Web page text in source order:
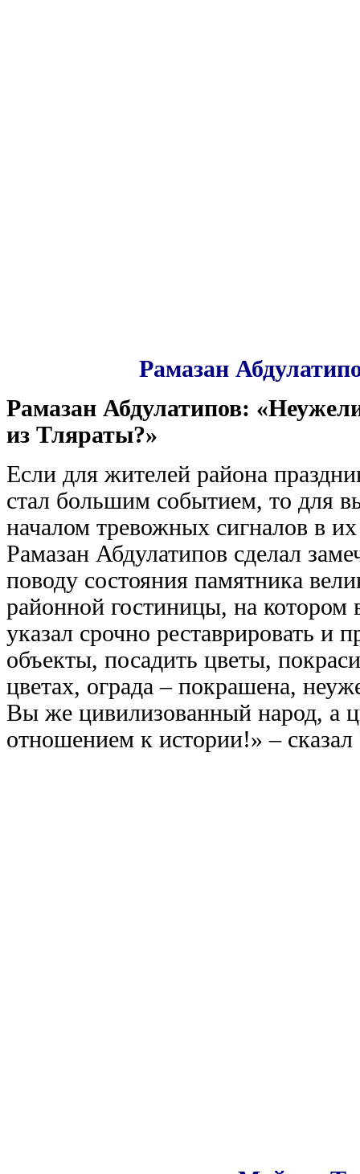
Рамазан
Рамазан Абдулатипов:
из Тляраты?»
Если для жителей района
стал большим событием, то для
началом тревожных сигналов в
Рамазан Абдулатипов сделал
поводу состояния памятника
районной гостиницы, на котором
указал срочно реставрировать и
объекты, посадить цветы,
цветах, ограда – покрашена,
Вы же цивилизованный народ, а
отношением к истории!» –